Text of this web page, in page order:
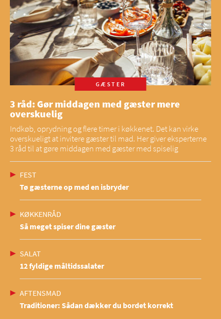
GÆSTER
3 råd: Gør middagen med gæster mere
overskuelig
Indkøb, oprydning og flere timer i køkkenet. Det kan virke
overskueligt at invitere gæster til mad. Her giver eksperterne
3 råd til at gøre middagen med gæster med spiselig
FEST
Tø gæsterne op med en isbryder
KØKKENRÅD
Så meget spiser dine gæster
SALAT
12 fyldige måltidssalater
AFTENSMAD
Traditioner: Sådan dækker du bordet korrekt